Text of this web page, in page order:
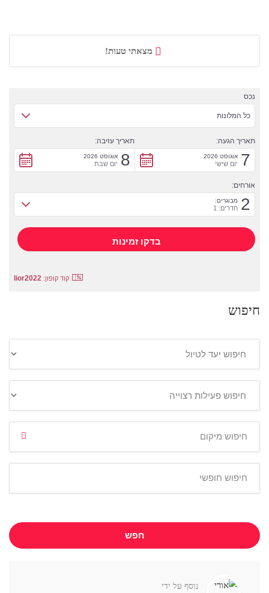
מצאתי טעות!
נכס
כל המלונות
תאריך הגעה:
7 אוגוסט 2026
יום שישי
תאריך עזיבה:
8 אוגוסט 2026
יום שבת
אורחים:
2 מבוגרים:
חדרים: 1
קוד קופון: lior2022
חיפוש
חפש
נוסף על ידי